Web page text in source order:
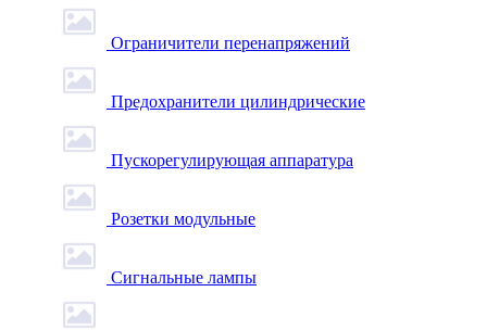
Ограничители перенапряжений
Предохранители цилиндрические
Пускорегулирующая аппаратура
Розетки модульные
Сигнальные лампы